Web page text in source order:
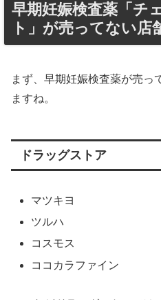
早期妊娠検査薬「チ
ト」が売ってない店
まず、早期妊娠検査薬が売っ
ますね。
ドラッグストア
マツキヨ
ツルハ
コスモス
ココカラファイン